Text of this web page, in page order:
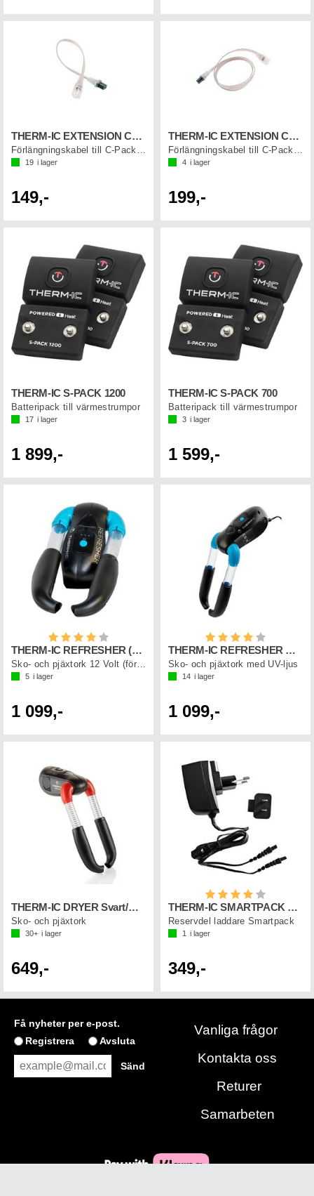
THERM-IC EXTENSION CORD 20 CM (1 par)
19 i lager
149,-
THERM-IC EXTENSION CORD 80 CM (1 par)
4 i lager
199,-
THERM-IC S-PACK 1200
Batteripack till värmestrumpor
17 i lager
1 899,-
THERM-IC S-PACK 700
Batteripack till värmestrumpor
3 i lager
1 599,-
Betyg:
THERM-IC REFRESHER (12V) Svart/Blå
Sko- och pjäxtork 12 Volt (för bil)
5 i lager
1 099,-
Betyg:
THERM-IC REFRESHER Svart/Blå
Sko- och pjäxtork med UV-ljus
14 i lager
1 099,-
THERM-IC DRYER Svart/Röd
Sko- och pjäxtork
30+ i lager
649,-
Betyg:
THERM-IC SMARTPACK STD CHARGER 220v
Reservdel laddare Smartpack
1 i lager
349,-
Få nyheter per e-post.
Registrera
Avsluta
Vanliga frågor
Kontakta oss
Returer
Samarbeten